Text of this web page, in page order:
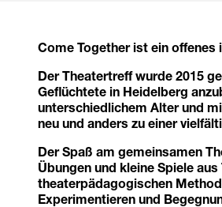
Come Together ist ein
Der Theatertreff wurde 2015
Geflüchtete in Heidelberg
unterschiedlichem Alter und
neu und anders zu einer
Der Spaß am gemeinsamen
Übungen und kleine Spiele
theaterpädagogischen
Experimentieren und